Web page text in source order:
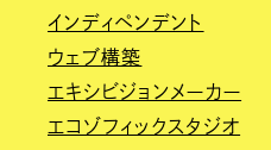
インディペンデント
ウェブ構築
エキシビジョンメーカー
エコゾフィックスタジオ